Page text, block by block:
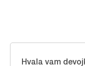
Hvala vam